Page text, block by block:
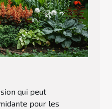
qui peut
pour les